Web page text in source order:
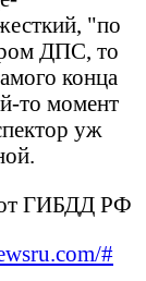
"по
ДПС, то
конца
то момент
уж
от ГИБДД РФ
#